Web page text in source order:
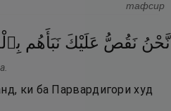
тафсир
نَّحْنُ نَقُصُّ عَلَيْكَ نَبَأَهُم
ки ба Парвардигори худ